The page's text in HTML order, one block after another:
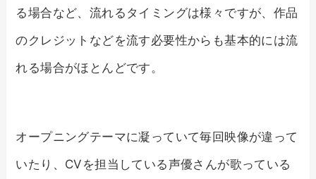
る場合など、流れるタイミングは様々ですが、作品
のクレジットなどを流す必要性からも基本的には流
れる場合がほとんどです。
オープニングテーマに凝っていて毎回映像が違って
いたり、CVを担当している声優さんが歌っている